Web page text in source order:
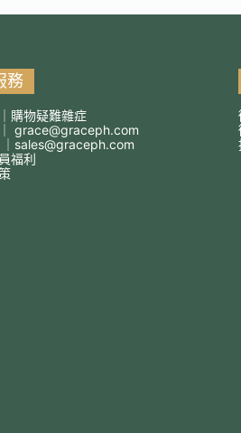
務
購物疑難雜症
grace@graceph.com
sales@graceph.com
福利